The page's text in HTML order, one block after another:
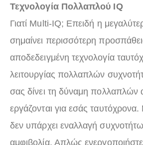
Τεχνολογία Πολλαπλού IQ
Γιατί Multi-IQ; Επειδή η
σημαίνει περισσότερη
αποδεδειγμένη τεχνολογία
λειτουργίας πολλαπλών
σας δίνει τη δύναμη πολλαπλών
εργάζονται για εσάς
δεν υπάρχει εναλλαγή
αμφιβολία. Απλώς ενεργοποιήστε